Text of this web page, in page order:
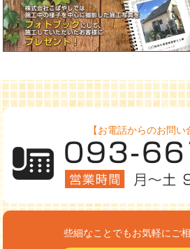
【お電話からのお問い
些細なことでもお気軽にご